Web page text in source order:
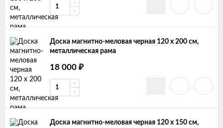
Доска магнитно-меловая черная 120 х 200 см,
металлическая рама
18 000 ₽
Доска магнитно-меловая черная 120 х 150 см,